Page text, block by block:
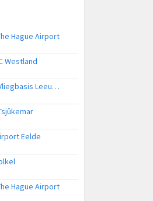
Hague Airport
Westland
Ambulancehelikopter naar Vliegbasis Leeuwarden
Eelde
Hague Airport